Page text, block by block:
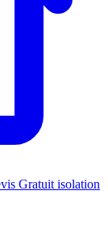
Gratuit isolation